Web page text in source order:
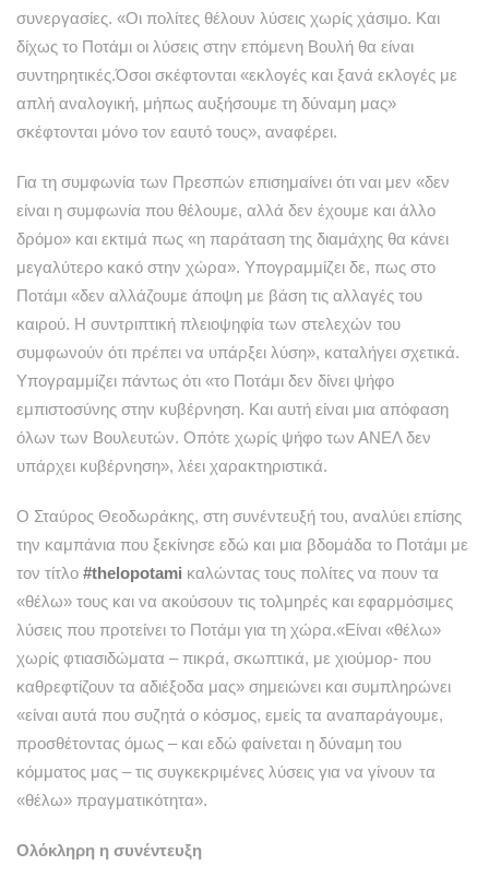
συνεργασίες. «Οι πολίτες θέλουν λύσεις χωρίς χάσιμο. Και
δίχως το Ποτάμι οι λύσεις στην επόμενη Βουλή θα είναι
συντηρητικές.Όσοι σκέφτονται «εκλογές και ξανά εκλογές με
απλή αναλογική, μήπως αυξήσουμε τη δύναμη μας»
σκέφτονται μόνο τον εαυτό τους», αναφέρει.
Για τη συμφωνία των Πρεσπών επισημαίνει ότι ναι μεν «δεν
είναι η συμφωνία που θέλουμε, αλλά δεν έχουμε και άλλο
δρόμο» και εκτιμά πως «η παράταση της διαμάχης θα κάνει
μεγαλύτερο κακό στην χώρα». Υπογραμμίζει δε, πως στο
Ποτάμι «δεν αλλάζουμε άποψη με βάση τις αλλαγές του
καιρού. Η συντριπτική πλειοψηφία των στελεχών του
συμφωνούν ότι πρέπει να υπάρξει λύση», καταλήγει σχετικά.
Υπογραμμίζει πάντως ότι «το Ποτάμι δεν δίνει ψήφο
εμπιστοσύνης στην κυβέρνηση. Και αυτή είναι μια απόφαση
όλων των Βουλευτών. Οπότε χωρίς ψήφο των ΑΝΕΛ δεν
υπάρχει κυβέρνηση», λέει χαρακτηριστικά.
Ο Σταύρος Θεοδωράκης, στη συνέντευξή του, αναλύει επίσης
την καμπάνια που ξεκίνησε εδώ και μια βδομάδα το Ποτάμι με
τον τίτλο #thelopotami καλώντας τους πολίτες να πουν τα
«θέλω» τους και να ακούσουν τις τολμηρές και εφαρμόσιμες
λύσεις που προτείνει το Ποτάμι για τη χώρα.«Είναι «θέλω»
χωρίς φτιασιδώματα – πικρά, σκωπτικά, με χιούμορ- που
καθρεφτίζουν τα αδιέξοδα μας» σημειώνει και συμπληρώνει
«είναι αυτά που συζητά ο κόσμος, εμείς τα αναπαράγουμε,
προσθέτοντας όμως – και εδώ φαίνεται η δύναμη του
κόμματος μας – τις συγκεκριμένες λύσεις για να γίνουν τα
«θέλω» πραγματικότητα».
Ολόκληρη η συνέντευξη